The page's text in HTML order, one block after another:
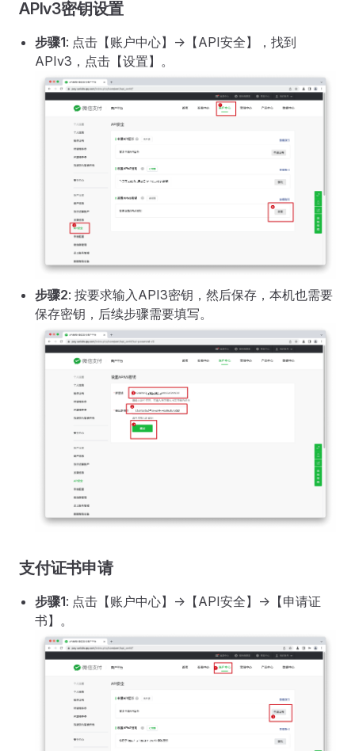
APIv3密钥设置
步骤1: 点击【账户中心】->【API安全】，找到
APIv3，点击【设置】。
步骤2: 按要求输入API3密钥，然后保存，本机也需要
保存密钥，后续步骤需要填写。
支付证书申请
步骤1: 点击【账户中心】->【API安全】->【申请证
书】。